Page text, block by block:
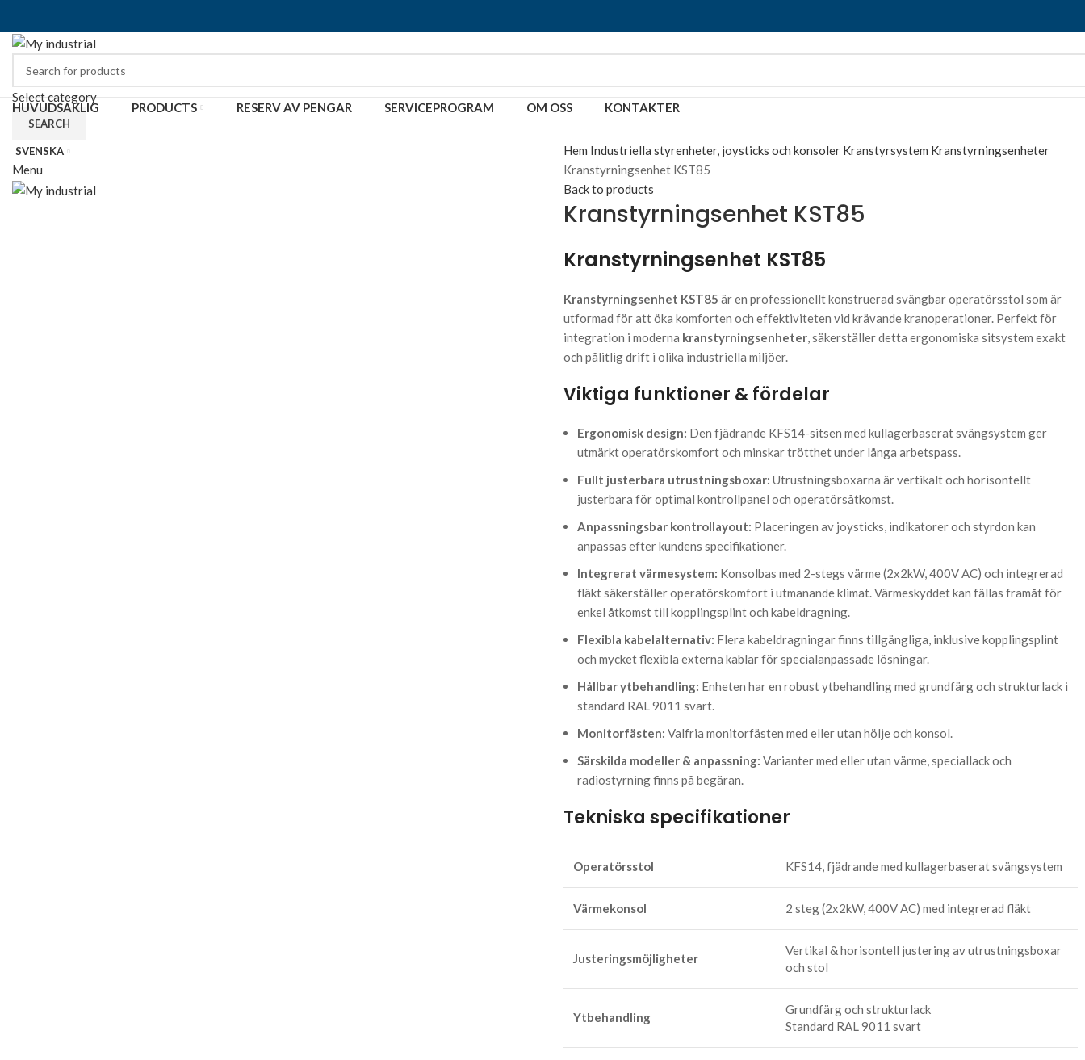
Select category
SEARCH
SVENSKA
Menu
HUVUDSAKLIG PRODUCTS RESERV AV PENGAR SERVICEPROGRAM OM OSS KONTAKTER
Click to enlarge
Hem Industriella styrenheter, joysticks och konsoler Kranstyrsystem Kranstyrningsenheter
Kranstyrningsenhet KST85
Back to products
Kranstyrningsenhet KST85
Kranstyrningsenhet KST85
Kranstyrningsenhet KST85 är en professionellt konstruerad svängbar operatörsstol som är
utformad för att öka komforten och effektiviteten vid krävande kranoperationer. Perfekt för
integration i moderna kranstyrningsenheter, säkerställer detta ergonomiska sitsystem exakt
och pålitlig drift i olika industriella miljöer.
Viktiga funktioner & fördelar
Ergonomisk design: Den fjädrande KFS14-sitsen med kullagerbaserat svängsystem ger
utmärkt operatörskomfort och minskar trötthet under långa arbetspass.
Fullt justerbara utrustningsboxar: Utrustningsboxarna är vertikalt och horisontellt
justerbara för optimal kontrollpanel och operatörsåtkomst.
Anpassningsbar kontrollayout: Placeringen av joysticks, indikatorer och styrdon kan
anpassas efter kundens specifikationer.
Integrerat värmesystem: Konsolbas med 2-stegs värme (2x2kW, 400V AC) och integrerad
fläkt säkerställer operatörskomfort i utmanande klimat. Värmeskyddet kan fällas framåt för
enkel åtkomst till kopplingsplint och kabeldragning.
Flexibla kabelalternativ: Flera kabeldragningar finns tillgängliga, inklusive kopplingsplint
och mycket flexibla externa kablar för specialanpassade lösningar.
Hållbar ytbehandling: Enheten har en robust ytbehandling med grundfärg och strukturlack i
standard RAL 9011 svart.
Monitorfästen: Valfria monitorfästen med eller utan hölje och konsol.
Särskilda modeller & anpassning: Varianter med eller utan värme, speciallack och
radiostyrning finns på begäran.
Tekniska specifikationer
Operatörsstol KFS14, fjädrande med kullagerbaserat svängsystem
Värmekonsol 2 steg (2x2kW, 400V AC) med integrerad fläkt
Justeringsmöjligheter
Vertikal & horisontell justering av utrustningsboxar
och stol
Ytbehandling
Grundfärg och strukturlack
Standard RAL 9011 svart